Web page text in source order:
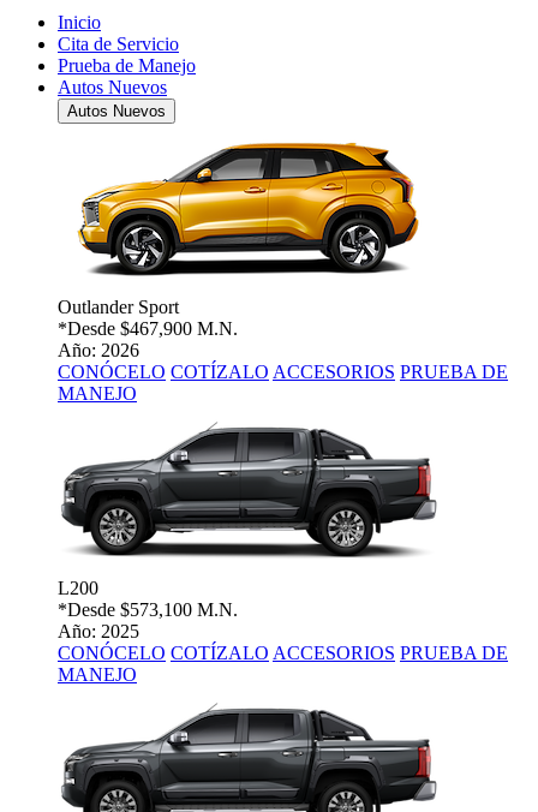
Inicio
Cita de Servicio
Prueba de Manejo
Autos Nuevos
Autos Nuevos
Outlander Sport
*Desde $467,900 M.N.
Año: 2026
CONÓCELO COTÍZALO ACCESORIOS PRUEBA DE
MANEJO
L200
*Desde $573,100 M.N.
Año: 2025
CONÓCELO COTÍZALO ACCESORIOS PRUEBA DE
MANEJO